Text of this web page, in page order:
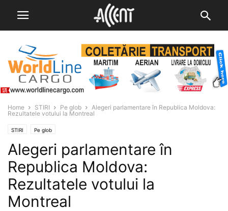
Home STIRI Pe glob
Alegeri parlamentare în Republica Moldova:
Rezultatele votului la Montreal
STIRI Pe glob
Alegeri parlamentare în
Republica Moldova:
Rezultatele votului la
Montreal